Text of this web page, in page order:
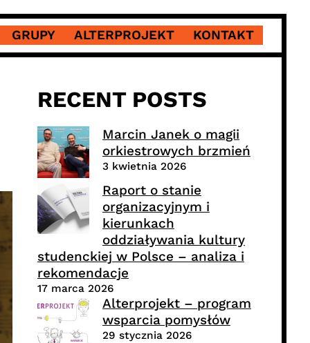
GRUPY ALTERPROJEKT KONTAKT
RECENT POSTS
Marcin Janek o magii
orkiestrowych brzmień
3 kwietnia 2026
Raport o stanie
organizacyjnym i
kierunkach
oddziaływania kultury
studenckiej w Polsce – analiza i
rekomendacje
17 marca 2026
Alterprojekt – program
wsparcia pomysłów
29 stycznia 2026